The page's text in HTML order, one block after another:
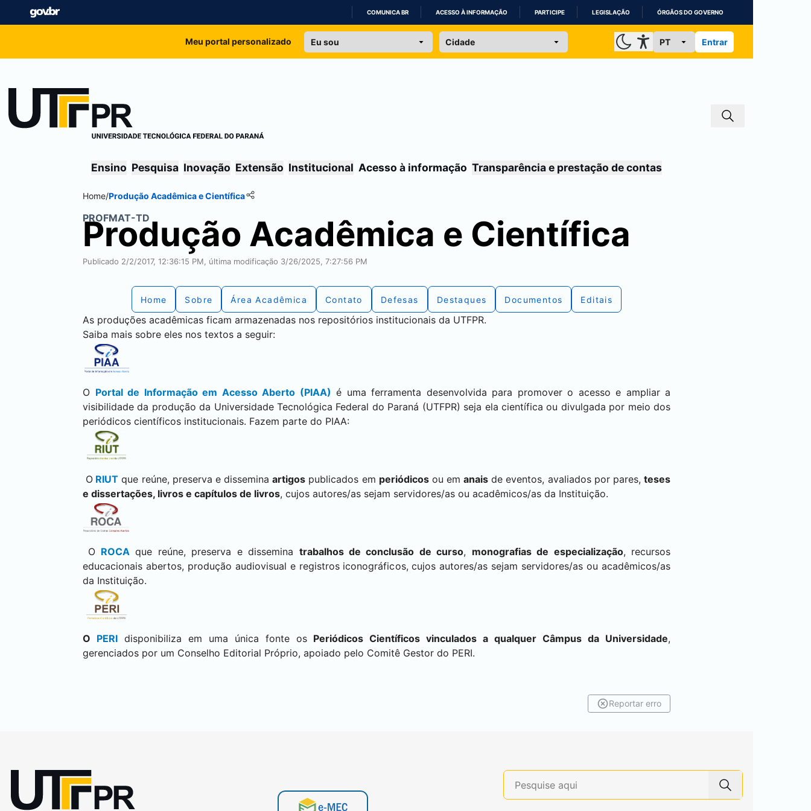
IR
COMUNICA BR ACESSO À INFORMAÇÃO PARTICIPE LEGISLAÇÃO ÓRGÃOS DO GOVERNO
Meu portal personalizado Entrar
Ensino Pesquisa Inovação Extensão Institucional Acesso à informação Transparência e prestação de contas
Home/Produção Acadêmica e Científica
PROFMAT-TD
Produção Acadêmica e Científica
Publicado 2/2/2017, 12:36:15 PM, última modificação 3/26/2025, 7:27:56 PM
Home Sobre Área Acadêmica Contato Defesas Destaques Documentos Editais
As produções acadêmicas ficam armazenadas nos repositórios institucionais da UTFPR.
Saiba mais sobre eles nos textos a seguir:
O Portal de Informação em Acesso Aberto (PIAA) é uma ferramenta desenvolvida para promover o acesso e ampliar a
visibilidade da produção da Universidade Tecnológica Federal do Paraná (UTFPR) seja ela científica ou divulgada por meio dos
periódicos científicos institucionais. Fazem parte do PIAA:
O RIUT que reúne, preserva e disseminaartigos publicados em periódicosou emanais de eventos, avaliados por pares,teses
e dissertações, livros e capítulos de livros, cujos autores/as sejam servidores/as ou acadêmicos/as da Instituição.
O ROCA que reúne, preserva e dissemina trabalhos de conclusão de curso, monografias de especialização, recursos
educacionais abertos, produção audiovisual e registros iconográficos, cujos autores/as sejam servidores/as ou acadêmicos/as
da Instituição.
O PERI disponibiliza em uma única fonte os Periódicos Científicos vinculados a qualquer Câmpus da Universidade,
gerenciados por um Conselho Editorial Próprio, apoiado pelo Comitê Gestor do PERI.
Reportar erro